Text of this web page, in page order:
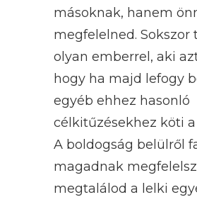
másoknak, hanem
megfelelned. Sokszor
olyan emberrel, aki
hogy ha majd lefogy
egyéb ehhez hasonló
célkitűzésekhez köti
A boldogság belülről
magadnak
megtalálod a lelki